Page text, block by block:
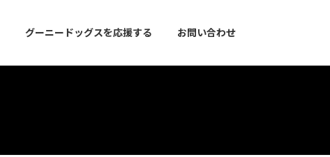
グーニードッグスを応援する お問い合わせ